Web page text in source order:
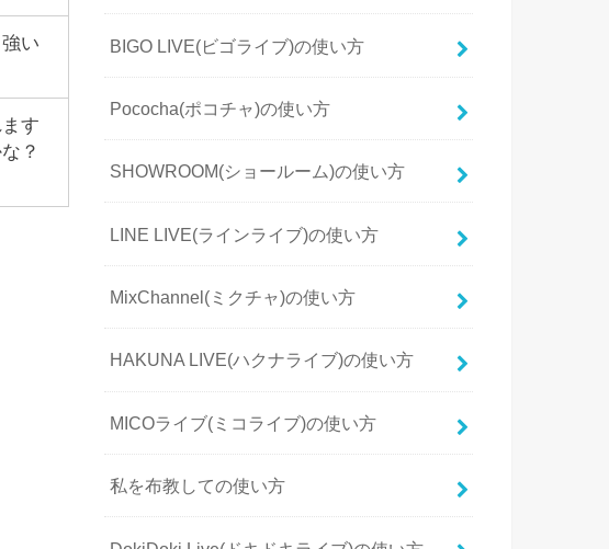
い
す
？
BIGO LIVE(ビゴライブ)の使い方
Pococha(ポコチャ)の使い方
SHOWROOM(ショールーム)の使い方
LINE LIVE(ラインライブ)の使い方
MixChannel(ミクチャ)の使い方
HAKUNA LIVE(ハクナライブ)の使い方
MICOライブ(ミコライブ)の使い方
私を布教しての使い方